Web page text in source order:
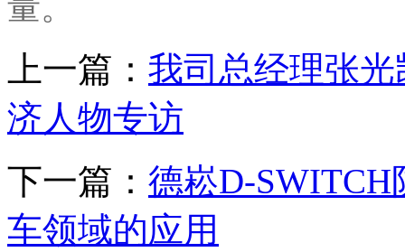
量。
上一篇： 我司总经理张
济人物专访
下一篇： 德崧D-
车领域的应用